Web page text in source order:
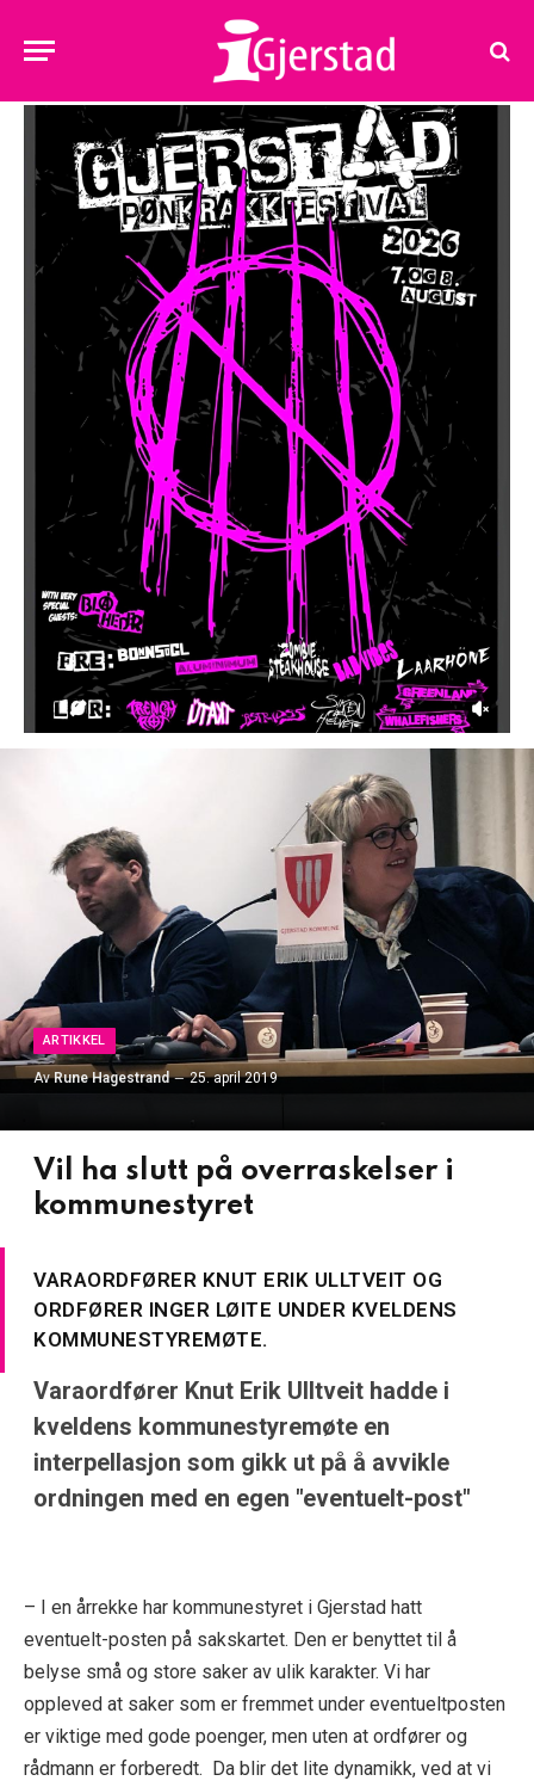
ARTIKKEL
Av Rune Hagestrand 25. april 2019
Vil ha slutt på overraskelser i
kommunestyret
VARAORDFØRER KNUT ERIK ULLTVEIT OG
ORDFØRER INGER LØITE UNDER KVELDENS
KOMMUNESTYREMØTE.
Varaordfører Knut Erik Ulltveit hadde i
kveldens kommunestyremøte en
interpellasjon som gikk ut på å avvikle
ordningen med en egen "eventuelt-post"
– I en årrekke har kommunestyret i Gjerstad hatt
eventuelt-posten på sakskartet. Den er benyttet til å
belyse små og store saker av ulik karakter. Vi har
oppleved at saker som er fremmet under eventueltposten
er viktige med gode poenger, men uten at ordfører og
rådmann er forberedt. Da blir det lite dynamikk, ved at vi